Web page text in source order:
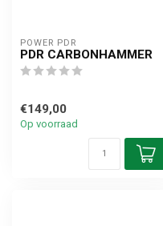
POWER PDR
PDR CARBONHAMMER
€149,00
Op voorraad